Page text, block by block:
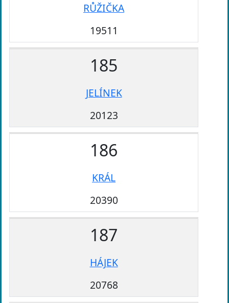
RŮŽIČKA
19511
185
JELÍNEK
20123
186
KRÁL
20390
187
HÁJEK
20768